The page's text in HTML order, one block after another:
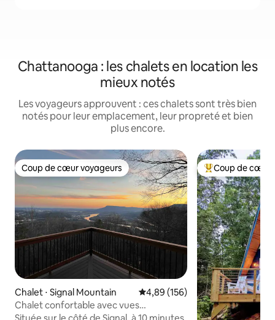
Chattanooga : les chalets en location les
mieux notés
Les voyageurs approuvent : ces chalets sont très bien
notés pour leur emplacement, leur propreté et bien
plus encore.
Coup de cœur voyageurs
Coup de cœur voyageurs
Chalet ⋅ Signal Mountain Évaluation moyenne sur la
4,89 (156)
Chalet confortable avec vues
magnifiques sur la rivière TN
Coups de cœur
Coup de cœur